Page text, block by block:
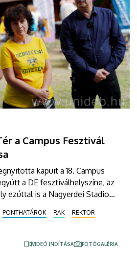
a Campus Fesztivál
kapuit a 18. Campus
a DE fesztiválhelyszíne, az
ezúttal is a Nagyerdei Stadion
és az egyetem más egységei
készülnek a látogatók
PONTHATÁROK RAK
REKTOR
VIDEÓ INDÍTÁSA FOTÓGALÉRIA